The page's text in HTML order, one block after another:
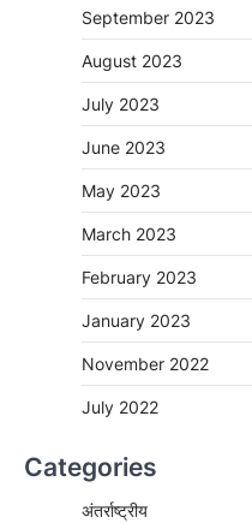
September 2023
August 2023
July 2023
June 2023
May 2023
March 2023
February 2023
January 2023
November 2022
July 2022
Categories
अंतर्राष्ट्रीय